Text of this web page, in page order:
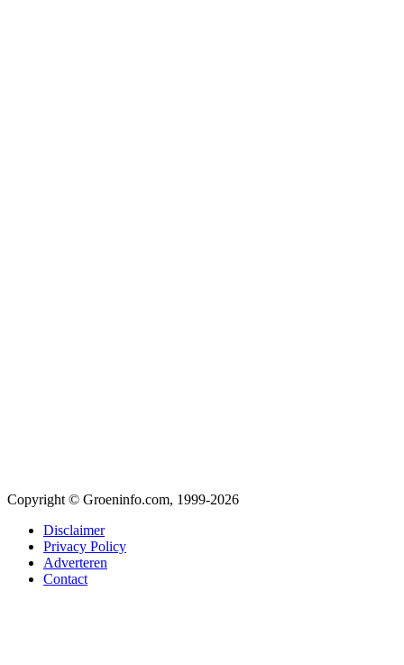
Copyright © Groeninfo.com, 1999-2026
Disclaimer
Privacy Policy
Adverteren
Contact